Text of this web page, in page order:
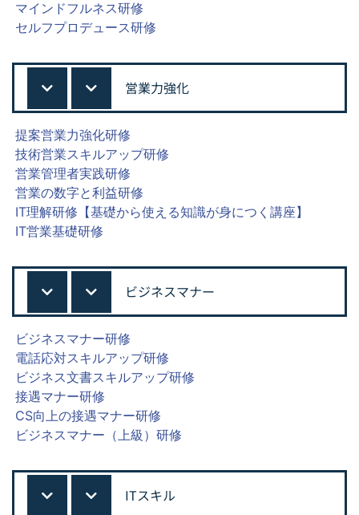
マインドフルネス研修
セルフプロデュース研修
営業力強化
提案営業力強化研修
技術営業スキルアップ研修
営業管理者実践研修
営業の数字と利益研修
IT理解研修【基礎から使える知識が身につく講座】
IT営業基礎研修
ビジネスマナー
ビジネスマナー研修
電話応対スキルアップ研修
ビジネス文書スキルアップ研修
接遇マナー研修
CS向上の接遇マナー研修
ビジネスマナー（上級）研修
ITスキル